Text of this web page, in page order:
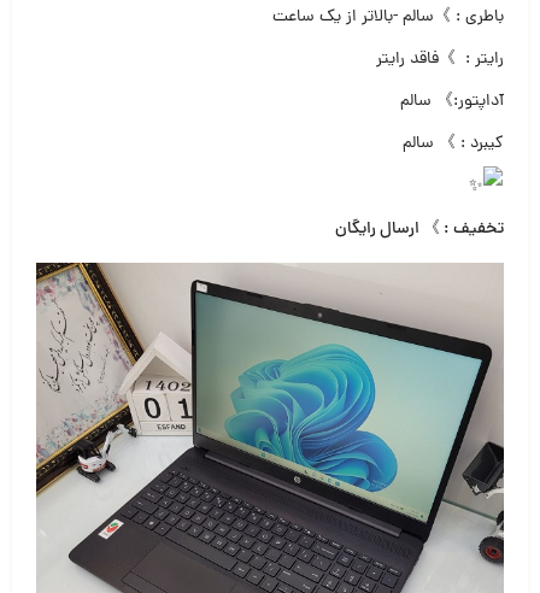
باطری : 》سالم -بالاتر از یک ساعت
رایتر : 》فاقد رایتر
آداپتور:》 سالم
کیبرد : 》 سالم
تخفیف : 》 ارسال رایگان